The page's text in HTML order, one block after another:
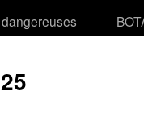
dangereuses